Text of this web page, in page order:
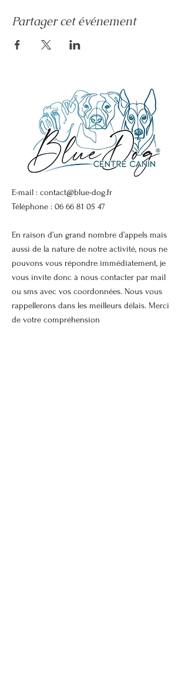
Partager cet événement
E-mail : contact@blue-dog.fr
Téléphone : 06 66 81 05 47
En raison d’un grand nombre d’appels mais
aussi de la nature de notre activité, nous ne
pouvons vous répondre immédiatement, je
vous invite donc à nous contacter par mail
ou sms avec vos coordonnées. Nous vous
rappellerons dans les meilleurs délais. Merci
de votre compréhension